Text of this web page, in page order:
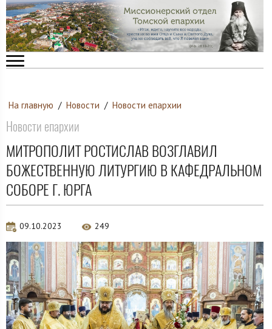
На главную / Новости / Новости епархии
Новости епархии
МИТРОПОЛИТ РОСТИСЛАВ ВОЗГЛАВИЛ
БОЖЕСТВЕННУЮ ЛИТУРГИЮ В КАФЕДРАЛЬНОМ
СОБОРЕ Г. ЮРГА
09.10.2023 249